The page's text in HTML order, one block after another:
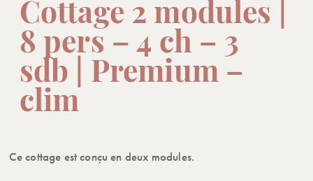
Cottage 2 modules |
8 pers – 4 ch – 3
sdb | Premium –
clim
Ce cottage est conçu en deux modules.